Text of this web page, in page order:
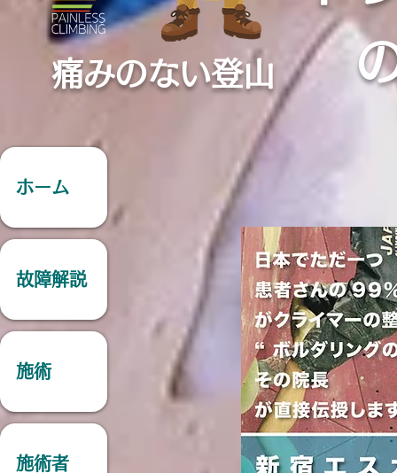
痛みのない登山
ホーム
故障解説
施術
施術者